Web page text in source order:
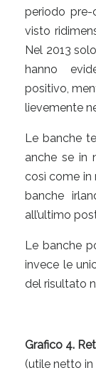
periodo pre-
visto
Nel 2013
hanno
positivo,
lievemente
Le banche
anche se in
così come in
banche
all’ultimo
Le banche
invece le
del risultato
Grafico 4.
(utile netto